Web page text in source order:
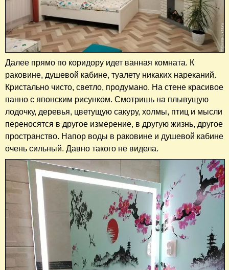
Далее прямо по коридору идет ванная комната. К
раковине, душевой кабине, туалету никаких нареканий.
Кристально чисто, светло, продумано. На стене красивое
панно с японским рисунком. Смотришь на плывущую
лодочку, деревья, цветущую сакуру, холмы, птиц и мысли
переносятся в другое измерение, в другую жизнь, другое
пространство. Напор воды в раковине и душевой кабине
очень сильный. Давно такого не видела.